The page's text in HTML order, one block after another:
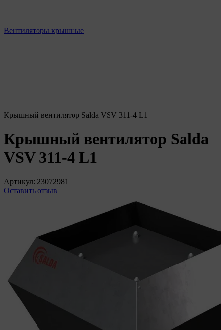
Вентиляторы крышные
Крышный вентилятор Salda VSV 311-4 L1
Крышный вентилятор Salda
VSV 311-4 L1
Артикул: 23072981
Оставить отзыв